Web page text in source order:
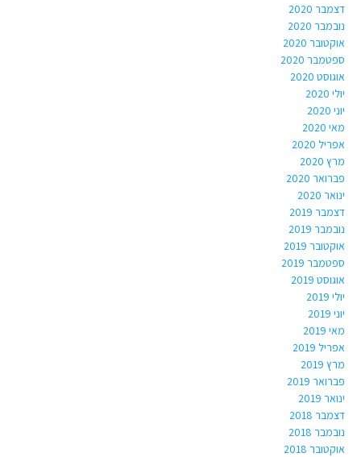
דצמבר 2020
נובמבר 2020
אוקטובר 2020
ספטמבר 2020
אוגוסט 2020
יולי 2020
יוני 2020
מאי 2020
אפריל 2020
מרץ 2020
פברואר 2020
ינואר 2020
דצמבר 2019
נובמבר 2019
אוקטובר 2019
ספטמבר 2019
אוגוסט 2019
יולי 2019
יוני 2019
מאי 2019
אפריל 2019
מרץ 2019
פברואר 2019
ינואר 2019
דצמבר 2018
נובמבר 2018
אוקטובר 2018